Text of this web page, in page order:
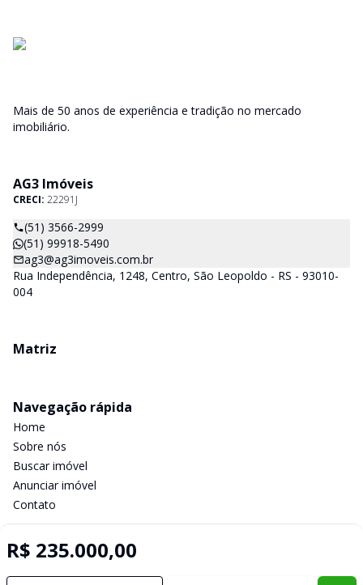
R$ 235.000,00
Mais de 50 anos de experiência e tradição no mercado
imobiliário.
AG3 Imóveis
CRECI: 22291J
(51) 3566-2999
(51) 99918-5490
ag3@ag3imoveis.com.br
Rua Independência, 1248, Centro, São Leopoldo - RS - 93010-
004
Matriz
Navegação rápida
Home
Sobre nós
Buscar imóvel
Anunciar imóvel
Contato